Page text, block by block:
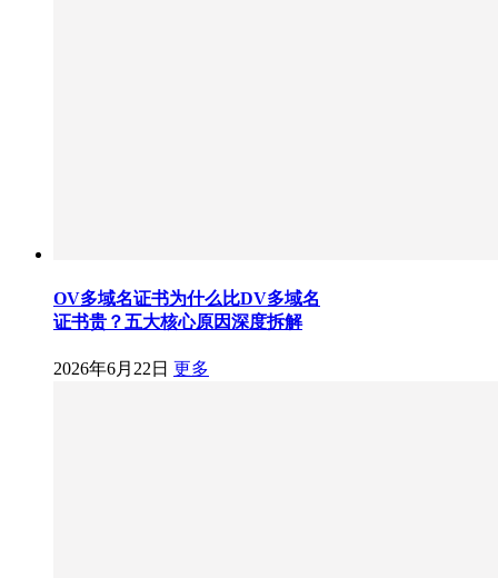
OV多域名证书为什么比DV多域名
证书贵？五大核心原因深度拆解
2026年6月22日 更多